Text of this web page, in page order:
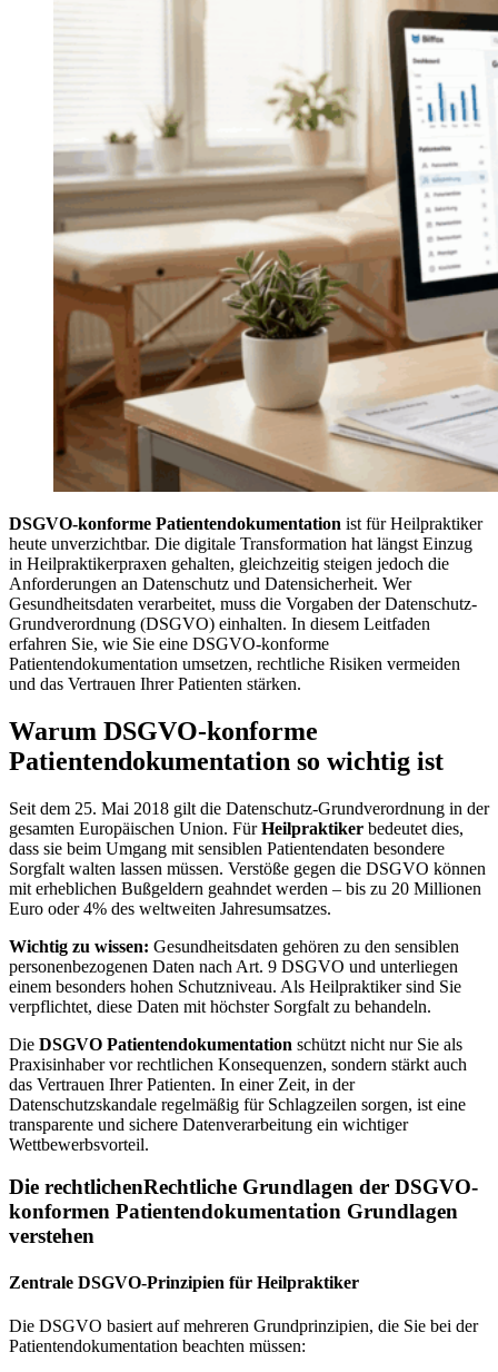
DSGVO-konforme Patientendokumentation ist für Heilpraktiker
heute unverzichtbar. Die digitale Transformation hat längst Einzug
in Heilpraktikerpraxen gehalten, gleichzeitig steigen jedoch die
Anforderungen an Datenschutz und Datensicherheit. Wer
Gesundheitsdaten verarbeitet, muss die Vorgaben der Datenschutz-
Grundverordnung (DSGVO) einhalten. In diesem Leitfaden
erfahren Sie, wie Sie eine DSGVO-konforme
Patientendokumentation umsetzen, rechtliche Risiken vermeiden
und das Vertrauen Ihrer Patienten stärken.
Warum DSGVO-konforme
Patientendokumentation so wichtig ist
Seit dem 25. Mai 2018 gilt die Datenschutz-Grundverordnung in der
gesamten Europäischen Union. FürHeilpraktiker bedeutet dies,
dass sie beim Umgang mit sensiblen Patientendaten besondere
Sorgfalt walten lassen müssen. Verstöße gegen die DSGVO können
mit erheblichen Bußgeldern geahndet werden – bis zu 20 Millionen
Euro oder 4% des weltweiten Jahresumsatzes.
Wichtig zu wissen: Gesundheitsdaten gehören zu den sensiblen
personenbezogenen Daten nach Art. 9 DSGVO und unterliegen
einem besonders hohen Schutzniveau. Als Heilpraktiker sind Sie
verpflichtet, diese Daten mit höchster Sorgfalt zu behandeln.
Die DSGVO Patientendokumentation schützt nicht nur Sie als
Praxisinhaber vor rechtlichen Konsequenzen, sondern stärkt auch
das Vertrauen Ihrer Patienten. In einer Zeit, in der
Datenschutzskandale regelmäßig für Schlagzeilen sorgen, ist eine
transparente und sichere Datenverarbeitung ein wichtiger
Wettbewerbsvorteil.
Die rechtlichenRechtliche Grundlagen der DSGVO-
konformen Patientendokumentation Grundlagen
verstehen
Zentrale DSGVO-Prinzipien für Heilpraktiker
Die DSGVO basiert auf mehreren Grundprinzipien, die Sie bei der
Patientendokumentation beachten müssen: